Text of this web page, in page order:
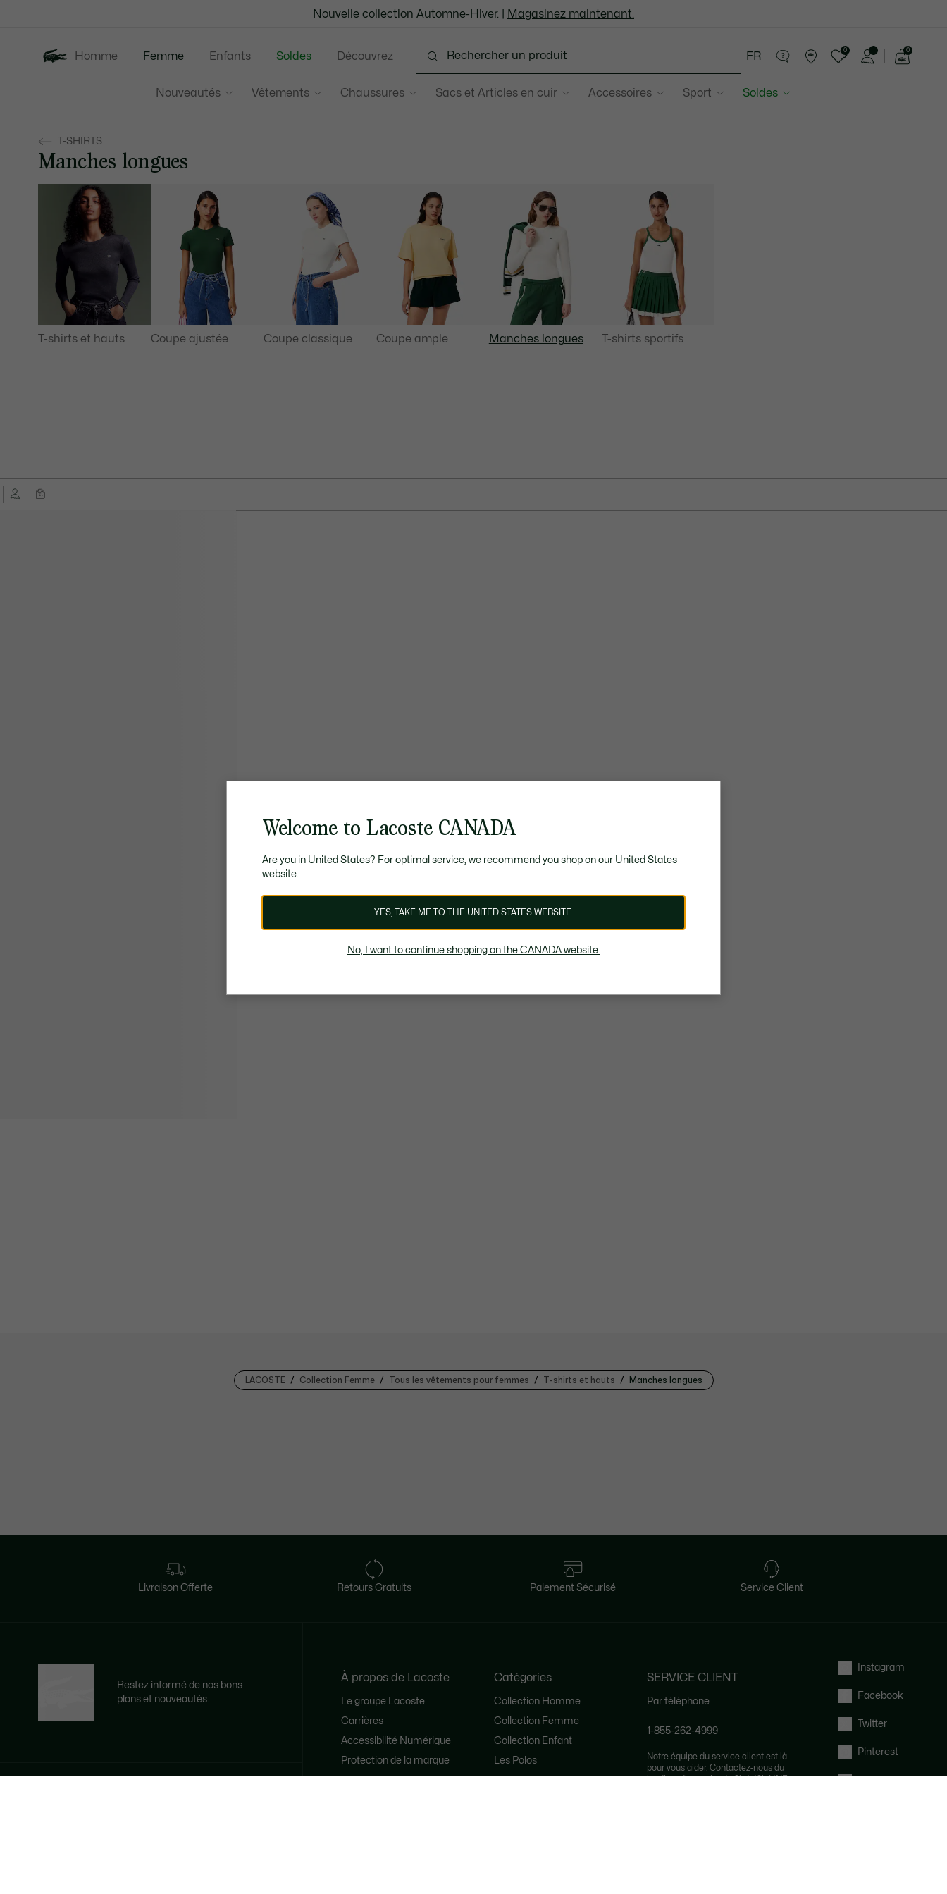
Nouvelle collection Automne-Hiver. | Magasinez maintenant.
Homme Femme
Nouveautés Vêtements Chaussures Sacs et Articles en cuir Accessoires Sport Soldes
Enfants Soldes Découvrez FR
0 0
T-SHIRTS
Manches longues
T-shirts et hauts Coupe ajustée Coupe classique Coupe ample Manches longues T-shirts sportifs
LACOSTE Collection Femme Tous les vêtements pour femmes T-shirts et hauts Manches longues
Livraison Offerte Retours Gratuits Paiement Sécurisé Service Client
Restez informé de nos bons
plans et nouveautés.
À propos de Lacoste
Le groupe Lacoste
Carrières
Accessibilité Numérique
Protection de la marque
Catégories
Collection Homme
Collection Femme
Collection Enfant
Les Polos
SERVICE CLIENT
Par téléphone
1-855-262-4999
Notre équipe du service client est là
pour vous aider. Contactez-nous du
Instagram
Facebook
Twitter
Pinterest
Welcome to Lacoste CANADA
Are you in United States? For optimal service, we recommend you shop on our United States
website.
YES, TAKE ME TO THE UNITED STATES WEBSITE.
No, I want to continue shopping on the CANADA website.